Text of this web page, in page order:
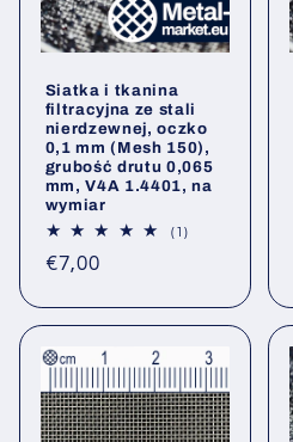
Siatka i tkanina
filtracyjna ze stali
nierdzewnej, oczko
0,1 mm (Mesh 150),
grubość drutu 0,065
mm, V4A 1.4401, na
wymiar
(1)1
Cena
€7,00